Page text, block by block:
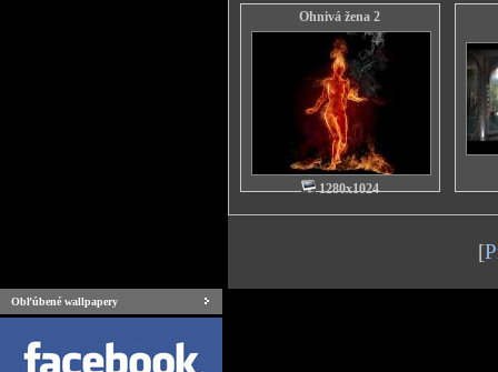
Ohnivá žena 2
1280x1024
[
Obľúbené wallpapery